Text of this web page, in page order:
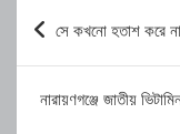
Post
সে কখনো হতাশ করে
নারায়ণগঞ্জে জাতীয়